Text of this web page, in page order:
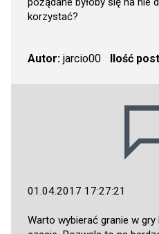
korzystać?
Autor: jarcio00 Ilość
01.04.2017 17:27:21
Warto wybierać granie w